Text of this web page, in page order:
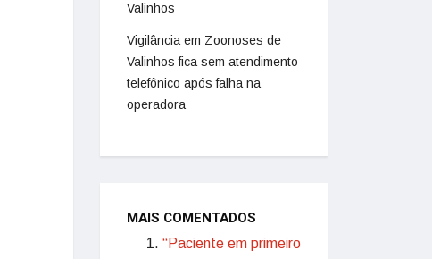
Valinhos
Vigilância em Zoonoses de
Valinhos fica sem atendimento
telefônico após falha na
operadora
MAIS COMENTADOS
“Paciente em primeiro